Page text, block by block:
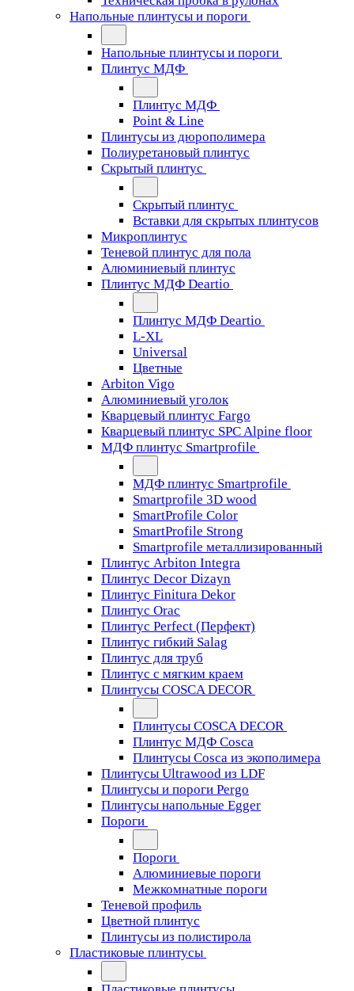
Напольные плинтусы и пороги
Напольные плинтусы и пороги
Плинтус МДФ
Плинтус МДФ
Point & Line
Плинтусы из дюрополимера
Полиуретановый плинтус
Скрытый плинтус
Скрытый плинтус
Вставки для скрытых плинтусов
Микроплинтус
Теневой плинтус для пола
Алюминиевый плинтус
Плинтус МДФ Deartio
Плинтус МДФ Deartio
L-XL
Universal
Цветные
Arbiton Vigo
Алюминиевый уголок
Кварцевый плинтус Fargo
Кварцевый плинтус SPC Alpine floor
МДФ плинтус Smartprofile
МДФ плинтус Smartprofile
Smartprofile 3D wood
SmartProfile Color
SmartProfile Strong
Smartprofile металлизированный
Плинтус Arbiton Integra
Плинтус Decor Dizayn
Плинтус Finitura Dekor
Плинтус Orac
Плинтус Perfect (Перфект)
Плинтус гибкий Salag
Плинтус для труб
Плинтус с мягким краем
Плинтусы COSCA DECOR
Плинтусы COSCA DECOR
Плинтус МДФ Cosca
Плинтусы Cosca из экополимера
Плинтусы Ultrawood из LDF
Плинтусы и пороги Pergo
Плинтусы напольные Egger
Пороги
Пороги
Алюминиевые пороги
Межкомнатные пороги
Теневой профиль
Цветной плинтус
Плинтусы из полистирола
Пластиковые плинтусы